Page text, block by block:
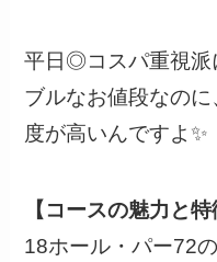
平日◎コスパ重視派
ブルなお値段なの
度が高いんですよ✨
【コースの魅力と特
18ホール・パー72